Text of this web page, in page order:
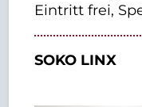
Eintritt frei,
SOKO LINX